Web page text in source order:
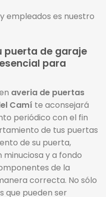
empleados es nuestro
puerta de garaje
para
averia de puertas
Camí te aconsejará
periódico con el fin
de tus puertas
de su puerta,
y a fondo
de la
correcta. No sólo
que pueden ser